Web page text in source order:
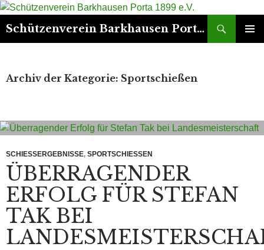
Schützenverein Barkhausen Porta 1899 e.V.
Suchen
Archiv der Kategorie: Sportschießen
SCHIESSERGEBNISSE , SPORTSCHIESSEN
ÜBERRAGENDER
ERFOLG FÜR STEFAN
TAK BEI